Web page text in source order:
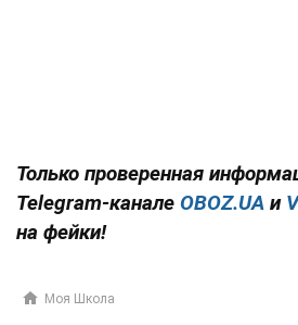
Только проверенная
Telegram-канале OBOZ.UA и
на фейки!
Моя Школа